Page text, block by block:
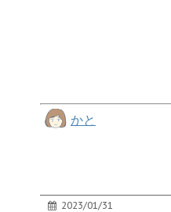
かと
2023/01/31